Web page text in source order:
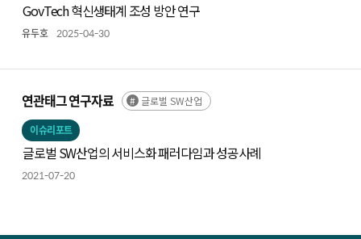
GovTech 혁신생태계 조성 방안 연구
유두호 2025-04-30
연관태그 연구자료 글로벌 SW산업
이슈리포트
글로벌 SW산업의 서비스화 패러다임과 성공사례
2021-07-20